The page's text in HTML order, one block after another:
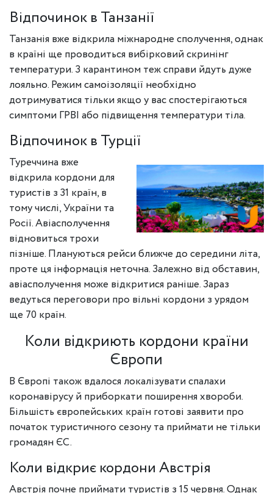
Відпочинок в Танзанії
Танзанія вже відкрила міжнародне сполучення, однак
в країні ще проводиться вибірковий скринінг
температури. З карантином теж справи йдуть дуже
лояльно. Режим самоізоляції необхідно
дотримуватися тільки якщо у вас спостерігаються
симптоми ГРВІ або підвищення температури тіла.
Відпочинок в Турції
Туреччина вже
відкрила кордони для
туристів з 31 країн, в
тому числі, України та
Росії. Авіасполучення
відновиться трохи
пізніше. Плануються рейси ближче до середини літа,
проте ця інформація неточна. Залежно від обставин,
авіасполучення може відкритися раніше. Зараз
ведуться переговори про вільні кордони з урядом
ще 70 країн.
Коли відкриють кордони країни
Європи
В Європі також вдалося локалізувати спалахи
коронавірусу й приборкати поширення хвороби.
Більшість європейських країн готові заявити про
початок туристичного сезону та приймати не тільки
громадян ЄС.
Коли відкриє кордони Австрія
Австрія почне приймати туристів з 15 червня. Однак